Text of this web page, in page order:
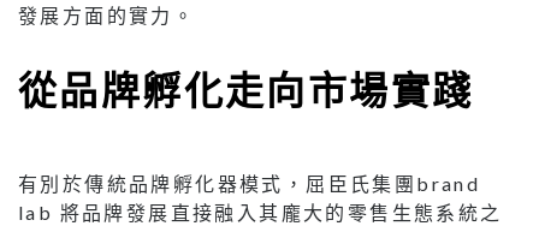
發展方面的實力。
從品牌孵化走向市場實踐
有別於傳統品牌孵化器模式，屈臣氏集團brand
lab 將品牌發展直接融入其龐大的零售生態系統之